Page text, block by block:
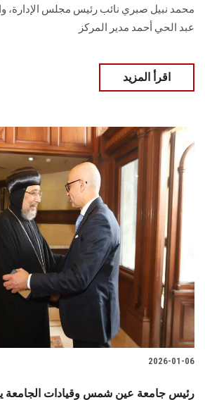
محمد نبيل صبري نائب رئيس مجلس الإدارة،
عبد الحي أحمد مدير المركز
اقرأ المزيد
2026-01-06
رئيس جامعة عين شمس وقيادات الجامعة